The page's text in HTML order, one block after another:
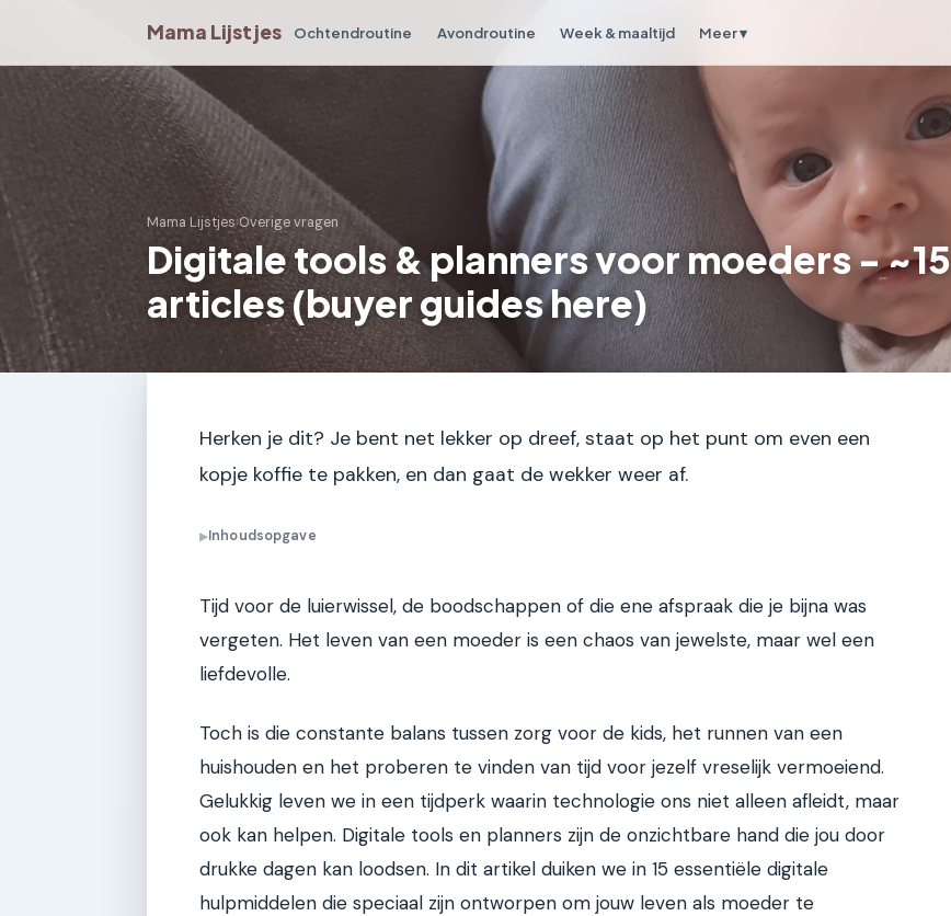
Mama Lijstjes Ochtendroutine Avondroutine Week & maaltijd Meer ▾
Mama Lijstjes›Overige vragen
Digitale tools & planners voor moeders - ~15
articles (buyer guides here)
Herken je dit? Je bent net lekker op dreef, staat op het punt om even een
kopje koffie te pakken, en dan gaat de wekker weer af.
▶Inhoudsopgave
Tijd voor de luierwissel, de boodschappen of die ene afspraak die je bijna was
vergeten. Het leven van een moeder is een chaos van jewelste, maar wel een
liefdevolle.
Toch is die constante balans tussen zorg voor de kids, het runnen van een
huishouden en het proberen te vinden van tijd voor jezelf vreselijk vermoeiend.
Gelukkig leven we in een tijdperk waarin technologie ons niet alleen afleidt, maar
ook kan helpen. Digitale tools en planners zijn de onzichtbare hand die jou door
drukke dagen kan loodsen. In dit artikel duiken we in 15 essentiële digitale
hulpmiddelen die speciaal zijn ontworpen om jouw leven als moeder te